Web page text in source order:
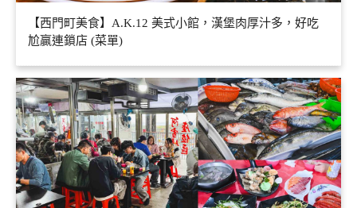
【西門町美食】A.K.12 美式小館，漢堡肉厚汁多，好吃
尬贏連鎖店 (菜單)